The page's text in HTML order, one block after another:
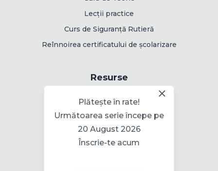
Lecții practice
Curs de Siguranță Rutieră
Reînnoirea certificatului de școlarizare
Resurse
Rute de examinare
Informații
Plătește în rate!
Următoarea serie începe pe
20 August 2026
Înscrie-te acum